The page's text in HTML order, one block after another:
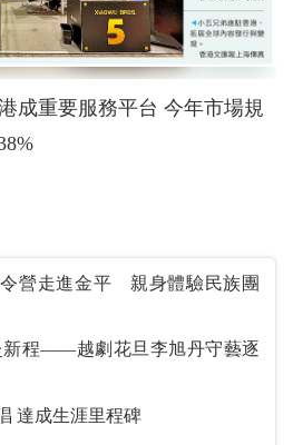
服務平台 今年市場規
增138%
營走進金平 親身體驗民族團
新程——越劇花旦李旭丹守藝逐
達成生涯里程碑